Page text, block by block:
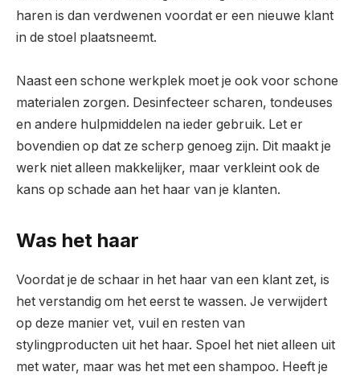
haren is dan verdwenen voordat er een nieuwe klant
in de stoel plaatsneemt.
Naast een schone werkplek moet je ook voor schone
materialen zorgen. Desinfecteer scharen, tondeuses
en andere hulpmiddelen na ieder gebruik. Let er
bovendien op dat ze scherp genoeg zijn. Dit maakt je
werk niet alleen makkelijker, maar verkleint ook de
kans op schade aan het haar van je klanten.
Was het haar
Voordat je de schaar in het haar van een klant zet, is
het verstandig om het eerst te wassen. Je verwijdert
op deze manier vet, vuil en resten van
stylingproducten uit het haar. Spoel het niet alleen uit
met water, maar was het met een shampoo. Heeft je